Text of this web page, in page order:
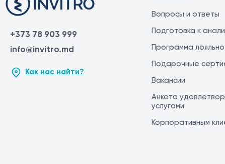
+373 78 903 999
info@invitro.md
Как нас найти?
Вопросы и ответы
Подготовка к
Программа
Подарочные
Вакансии
Анкета
услугами
Корпоративным